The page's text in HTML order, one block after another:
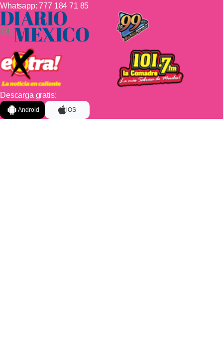
Whatsapp:777 184 71 85
Descarga gratis:
Android iOS